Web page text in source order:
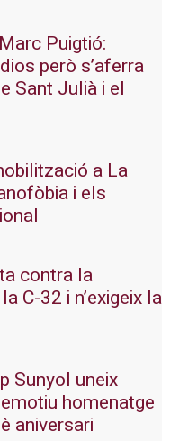
Puigtió:
però s’aferra
Sant Julià i el
a La
i els
contra la
C-32 i n’exigeix la
Sunyol uneix
homenatge
aniversari